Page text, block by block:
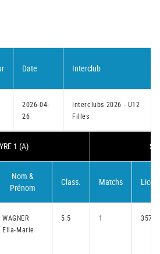
Date Interclub
2026-04-
26
Interclubs 2026 - U12
Filles
1 (A)
Nom &
Prénom
Class. Matchs
WAGNER
Ella-Marie
5.5 1 35742